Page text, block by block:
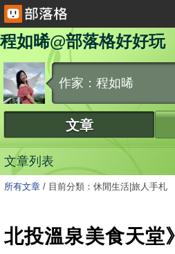
程如晞@部落格好好玩
作家：程如晞
文章
文章列表
所有文章 / 目前分類：休閒生活|旅人手札
北投溫泉美食天堂